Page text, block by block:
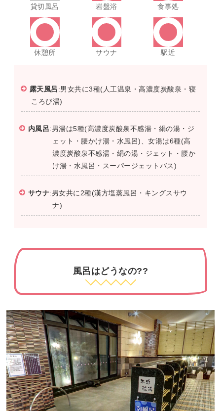
貸切風呂 岩盤浴 食事処
休憩所 サウナ 駅近
露天風呂:男女共に3種(人工温泉・高濃度炭酸泉・寝
ころび湯)
内風呂:男湯は5種(高濃度炭酸泉不感湯・絹の湯・ジ
ェット・腰かけ湯・水風呂)、女湯は6種(高
濃度炭酸泉不感湯・絹の湯・ジェット・腰か
け湯・水風呂・スーパージェットバス)
サウナ:男女共に2種(漢方塩蒸風呂・キングスサウ
ナ)
風呂はどうなの??